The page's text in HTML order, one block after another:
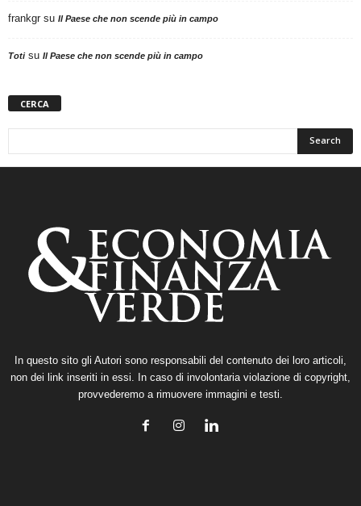
frankgr su Il Paese che non scende più in campo
Totisu Il Paese che non scende più in campo
CERCA
In questo sito gli Autori sono responsabili del contenuto dei loro articoli,
non dei link inseriti in essi. In caso di involontaria violazione di copyright,
provvederemo a rimuovere immagini e testi.